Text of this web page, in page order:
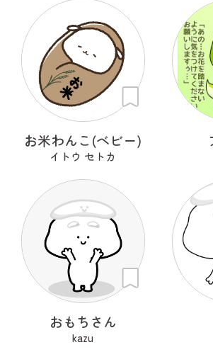
お米わんこ(ベビー)
イトウ セトカ
おもちさん
kazu